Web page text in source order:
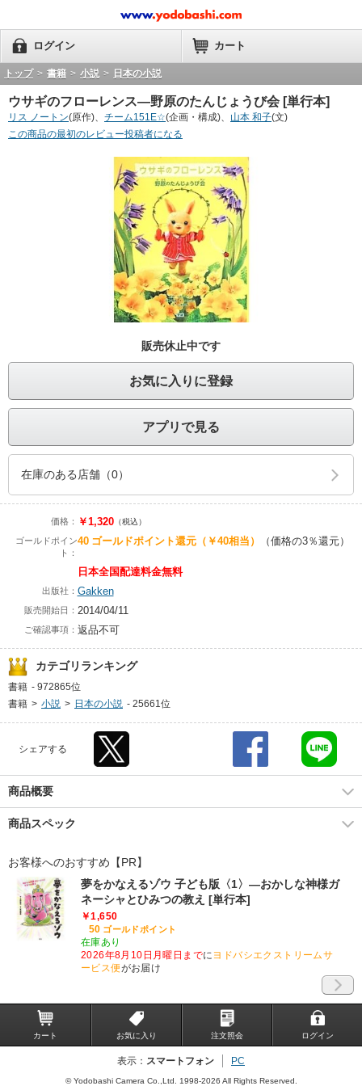
ログイン カート
トップ > 書籍 > 小説 > 日本の小説
ウサギのフローレンス―野原のたんじょうび会 [単行本]
リス ノートン(原作)、 チーム151E☆(企画・構成)、 山本 和子(文)
この商品の最初のレビュー投稿者になる
販売休止中です
お気に入りに登録
アプリで見る
在庫のある店舗（0）
価格： ￥1,320（税込）
ゴールドポイン
ト：
40 ゴールドポイント還元（￥40相当） （価格の3％還元）
日本全国配達料金無料
出版社： Gakken
販売開始日： 2014/04/11
ご確認事項： 返品不可
カテゴリランキング
書籍 - 972865位
書籍 > 小説 > 日本の小説 - 25661位
シェアする
商品概要
商品スペック
お客様へのおすすめ【PR】
夢をかなえるゾウ 子ども版〈1〉―おかしな神様ガ
ネーシャとひみつの教え [単行本]
￥1,650
50 ゴールドポイント
在庫あり
2026年8月10日月曜日までにヨドバシエクストリームサ
ービス便がお届け
カート お気に入り 注文照会 ログイン
表示： スマートフォン PC
© Yodobashi Camera Co.,Ltd. 1998-2026 All Rights Reserved.